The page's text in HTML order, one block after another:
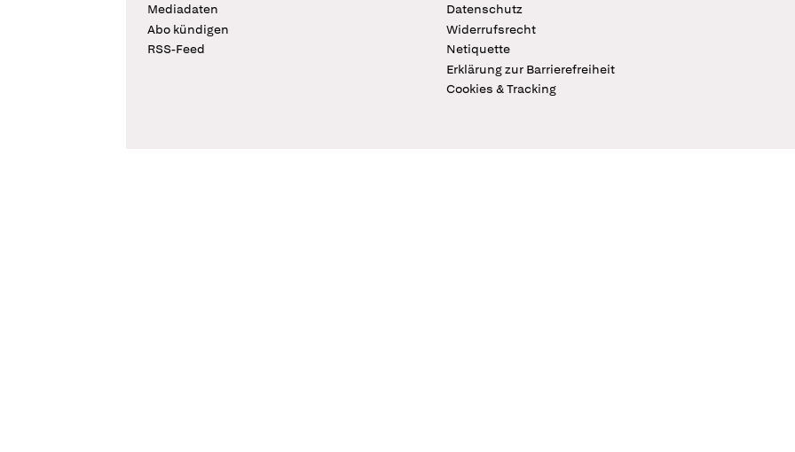
Mediadaten
Abo kündigen
RSS-Feed
Datenschutz
Widerrufsrecht
Netiquette
Erklärung zur Barrierefreiheit
Cookies & Tracking